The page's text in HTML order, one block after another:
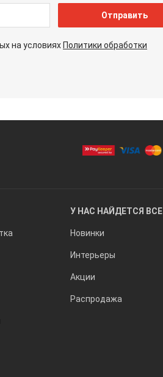
Отправить
на условиях Политики обработки
У НАС НАЙДЕТСЯ ВСЕ
Новинки
Интерьеры
Акции
Распродажа